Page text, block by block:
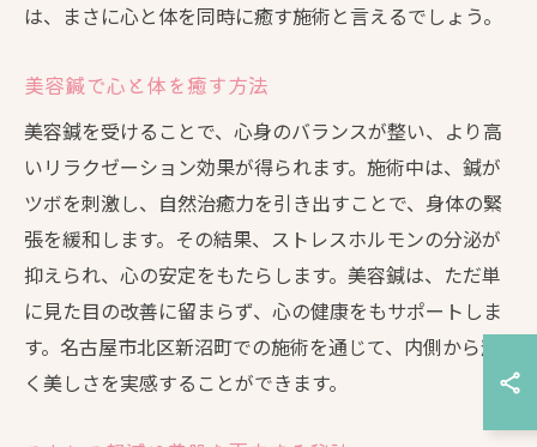
は、まさに心と体を同時に癒す施術と言えるでしょう。
美容鍼で心と体を癒す方法
美容鍼を受けることで、心身のバランスが整い、より高
いリラクゼーション効果が得られます。施術中は、鍼が
ツボを刺激し、自然治癒力を引き出すことで、身体の緊
張を緩和します。その結果、ストレスホルモンの分泌が
抑えられ、心の安定をもたらします。美容鍼は、ただ単
に見た目の改善に留まらず、心の健康をもサポートしま
す。名古屋市北区新沼町での施術を通じて、内側から輝
く美しさを実感することができます。